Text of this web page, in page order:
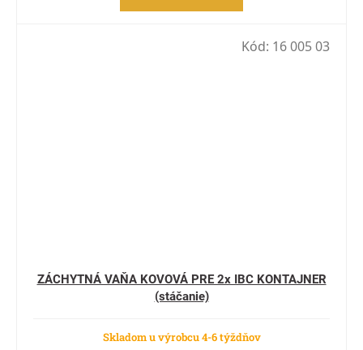
ZÁCHYTNÁ VAŇA KOVOVÁ PRE 2x IBC KONTAJNER
(stáčanie)
Skladom u výrobcu 4-6 týždňov
Kód: 16 005 03